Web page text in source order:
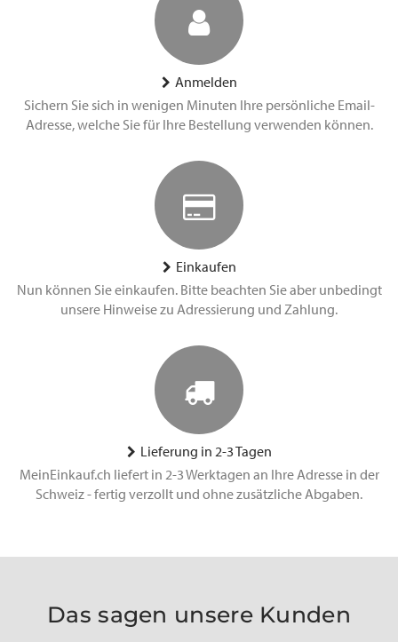
Anmelden
Sichern Sie sich in wenigen Minuten Ihre persönliche Email-
Adresse, welche Sie für Ihre Bestellung verwenden können.
Einkaufen
Nun können Sie einkaufen. Bitte beachten Sie aber unbedingt
unsere Hinweise zu Adressierung und Zahlung.
Lieferung in 2-3 Tagen
MeinEinkauf.ch liefert in 2-3 Werktagen an Ihre Adresse in der
Schweiz - fertig verzollt und ohne zusätzliche Abgaben.
Das sagen unsere Kunden